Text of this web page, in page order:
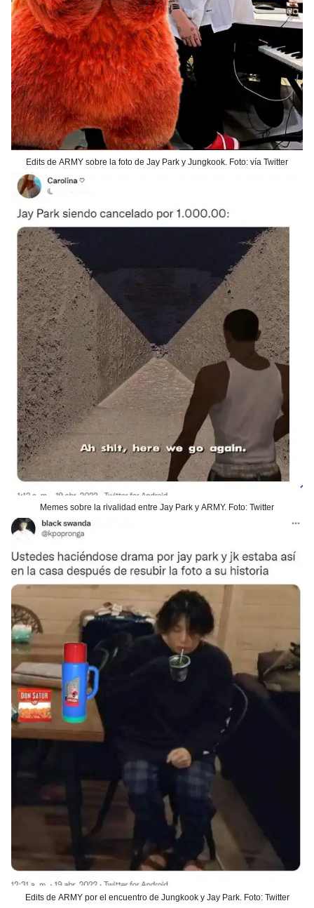
Edits de ARMY sobre la foto de Jay Park y Jungkook. Foto: vía Twitter
Memes sobre la rivalidad entre Jay Park y ARMY. Foto: Twitter
Edits de ARMY por el encuentro de Jungkook y Jay Park. Foto: Twitter